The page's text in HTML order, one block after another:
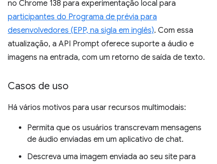
no Chrome 138 para experimentação local para
participantes do Programa de prévia para
desenvolvedores (EPP, na sigla em inglês). Com essa
atualização, a API Prompt oferece suporte a áudio e
imagens na entrada, com um retorno de saída de texto.
Casos de uso
Há vários motivos para usar recursos multimodais:
Permita que os usuários transcrevam mensagens
de áudio enviadas em um aplicativo de chat.
Descreva uma imagem enviada ao seu site para